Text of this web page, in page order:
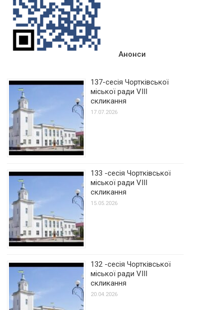
Анонси
137-сесія Чортківської
міської ради VIII
скликання
17.07.2026
133 -сесія Чортківської
міської ради VIII
скликання
15.05.2026
132 -сесія Чортківської
міської ради VIII
скликання
20.04.2026